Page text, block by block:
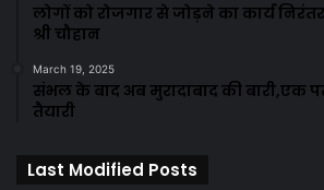
लोगों को रोजगार से जोड़ने का कार्य
श्री चौहान
March 19, 2025
संभल के बाद अब मुरादाबाद की बारी,एक
तैयारी
Last Modified Posts